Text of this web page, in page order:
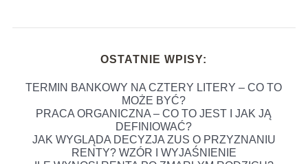
OSTATNIE WPISY:
TERMIN BANKOWY NA CZTERY LITERY – CO TO
MOŻE BYĆ?
PRACA ORGANICZNA – CO TO JEST I JAK JĄ
DEFINIOWAĆ?
JAK WYGLĄDA DECYZJA ZUS O PRZYZNANIU
RENTY? WZÓR I WYJAŚNIENIE